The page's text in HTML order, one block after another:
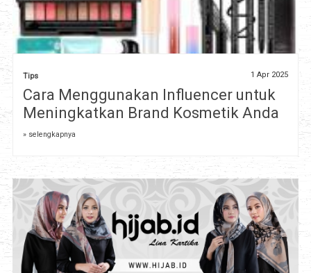
Tips 1 Apr 2025
Cara Menggunakan Influencer untuk
Meningkatkan Brand Kosmetik Anda
» selengkapnya